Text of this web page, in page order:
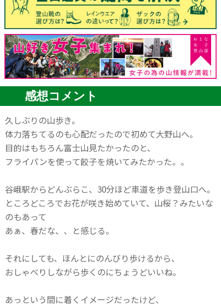
感想コメント
久しぶりの山歩き。
体力落ちてるのも心配だったので初めて大野山へ。
目的はもちろん富士山見たかったのと、
フライパンを使って餃子を焼いてみたかった。。
谷峨駅からどんぶらこ、30分ほど車道を歩き登山口へ。
ところどころでお花が咲き始めていて、山桜？みたいな
のもあって
あぁ、春だな、、と感じる。
それにしても、ほんとにのんびり歩けるから、
おしゃべりしながら歩くのにちょうどいいね。
あっという間に着くイメージだったけど、